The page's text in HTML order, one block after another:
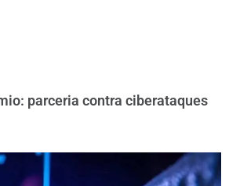
parceria contra ciberataques